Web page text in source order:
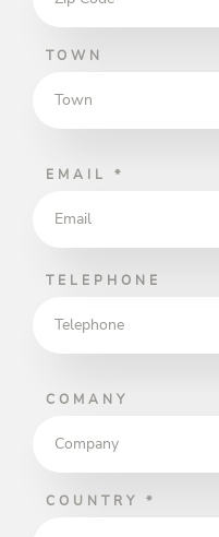
TOWN
EMAIL *
TELEPHONE
COMANY
COUNTRY *